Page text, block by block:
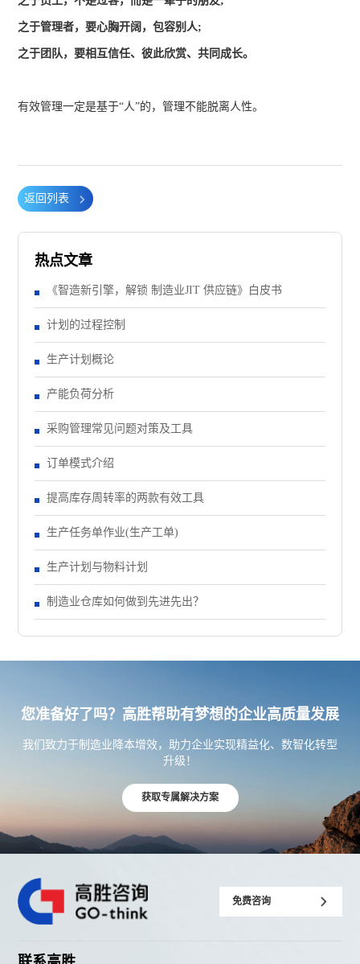
之于管理者，要心胸开阔，包容别人;
之于团队，要相互信任、彼此欣赏、共同成长。
有效管理一定是基于“人”的，管理不能脱离人性。
返回列表
热点文章
《智造新引擎，解锁 制造业JIT 供应链》白皮书
计划的过程控制
生产计划概论
产能负荷分析
采购管理常见问题对策及工具
订单模式介绍
提高库存周转率的两款有效工具
生产任务单作业(生产工单)
生产计划与物料计划
制造业仓库如何做到先进先出？
您准备好了吗？高胜帮助有梦想的企业高质量发展
我们致力于制造业降本增效，助力企业实现精益化、数智化转型
升级！
获取专属解决方案
免费咨询